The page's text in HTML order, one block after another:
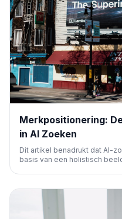
Merkpositionering:
in AI Zoeken
Dit artikel benadrukt dat AI-
basis van een holistisch
kunt auditen en beheren.